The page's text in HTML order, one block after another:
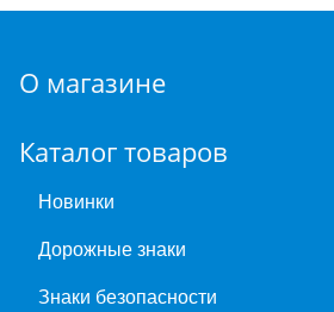
О магазине
Каталог товаров
Новинки
Дорожные знаки
Знаки безопасности